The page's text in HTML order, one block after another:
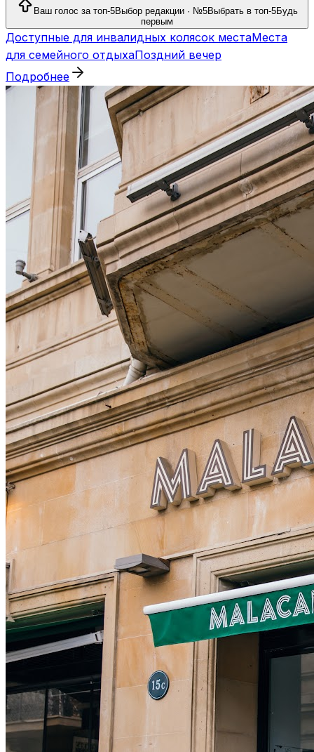
ужином в Караван Баку.
Ваш голос за топ-5Выбор редакции · №5Выбрать в топ-5Будь
первым
Доступные для инвалидных колясок местаМеста
для семейного отдыхаПоздний вечер
Подробнее